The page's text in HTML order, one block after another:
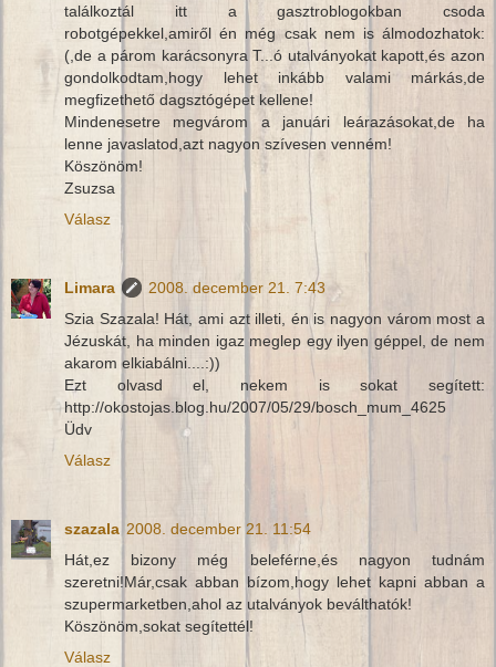
találkoztál itt a gasztroblogokban csoda
robotgépekkel,amiről én még csak nem is álmodozhatok:
(,de a párom karácsonyra T...ó utalványokat kapott,és azon
gondolkodtam,hogy lehet inkább valami márkás,de
megfizethető dagsztógépet kellene!
Mindenesetre megvárom a januári leárazásokat,de ha
lenne javaslatod,azt nagyon szívesen venném!
Köszönöm!
Zsuzsa
Válasz
Limara
2008. december 21. 7:43
Szia Szazala! Hát, ami azt illeti, én is nagyon várom most a
Jézuskát, ha minden igaz meglep egy ilyen géppel, de nem
akarom elkiabálni....:))
Ezt olvasd el, nekem is sokat segített:
http://okostojas.blog.hu/2007/05/29/bosch_mum_4625
Üdv
Válasz
szazala 2008. december 21. 11:54
Hát,ez bizony még beleférne,és nagyon tudnám
szeretni!Már,csak abban bízom,hogy lehet kapni abban a
szupermarketben,ahol az utalványok beválthatók!
Köszönöm,sokat segítettél!
Válasz